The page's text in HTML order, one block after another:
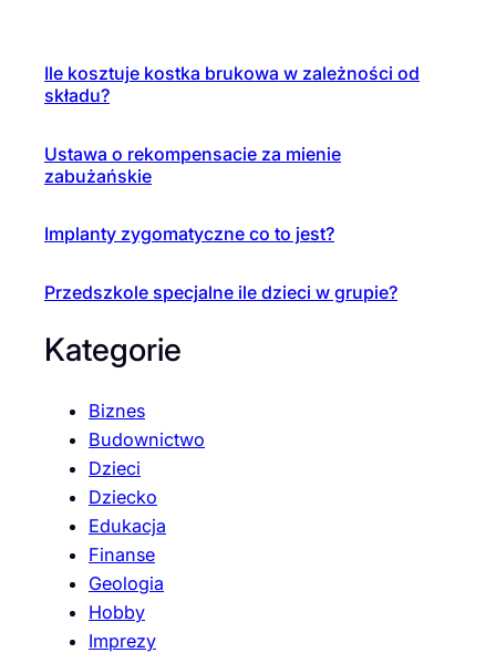
Ile kosztuje kostka brukowa w zależności od
składu?
Ustawa o rekompensacie za mienie
zabużańskie
Implanty zygomatyczne co to jest?
Przedszkole specjalne ile dzieci w grupie?
Kategorie
Biznes
Budownictwo
Dzieci
Dziecko
Edukacja
Finanse
Geologia
Hobby
Imprezy